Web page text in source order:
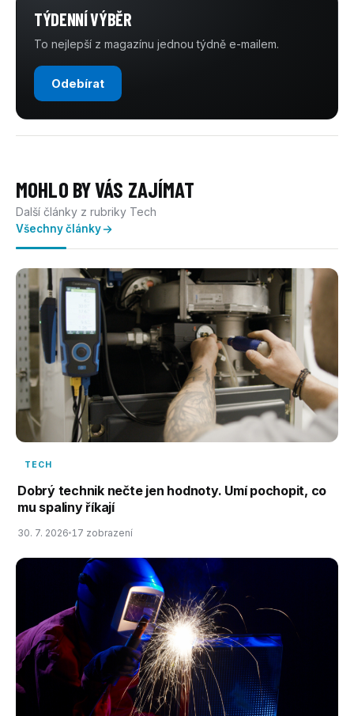
TÝDENNÍ VÝBĚR
To nejlepší z magazínu jednou týdně e-mailem.
Odebírat
MOHLO BY VÁS ZAJÍMAT
Další články z rubriky Tech
Všechny články
TECH
Dobrý technik nečte jen hodnoty. Umí pochopit, co
mu spaliny říkají
30. 7. 2026 17 zobrazení